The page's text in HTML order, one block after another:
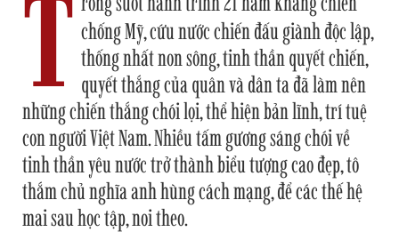
T chống Mỹ, cứu nước chiến đấu giành độc lập,
thống nhất non sông, tinh thần quyết chiến,
quyết thắng của quân và dân ta đã làm nên
những chiến thắng chói lọi, thể hiện bản lĩnh, trí tuệ
con người Việt Nam. Nhiều tấm gương sáng chói về
tinh thần yêu nước trở thành biểu tượng cao đẹp, tô
thắm chủ nghĩa anh hùng cách mạng, để các thế hệ
mai sau học tập, noi theo.